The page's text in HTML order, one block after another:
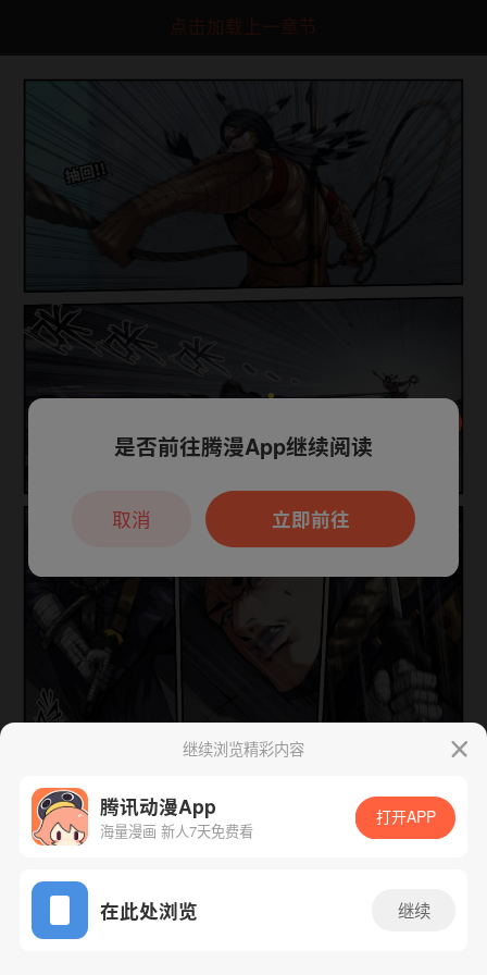
点击加载上一章节
App免费看
继续浏览精彩内容
腾讯动漫App
海量漫画 新人7天免费看
打开APP
在此处浏览 继续
本章节仅支持App阅读，可打开App新用
户7天免费看
是否前往腾漫App继续阅读
立即前往
取消